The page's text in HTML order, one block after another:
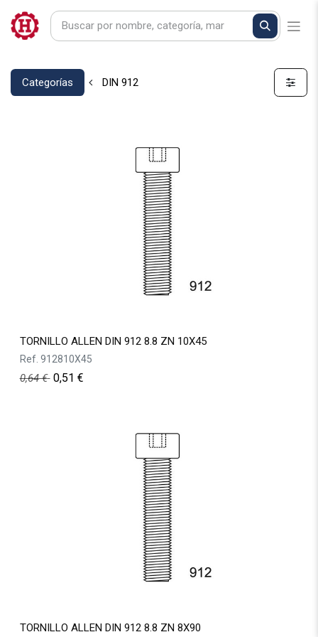
Categorías DIN 912
TORNILLO ALLEN DIN 912 8.8 ZN 10X45
Ref. 912810X45
0,64€ 0,51 €
TORNILLO ALLEN DIN 912 8.8 ZN 8X90